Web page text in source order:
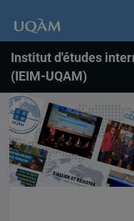
Institut d'études
(IEIM-UQAM)